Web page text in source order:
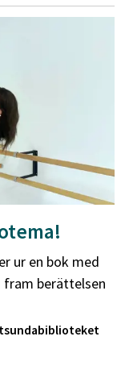
ur en bok med
fram berättelsen